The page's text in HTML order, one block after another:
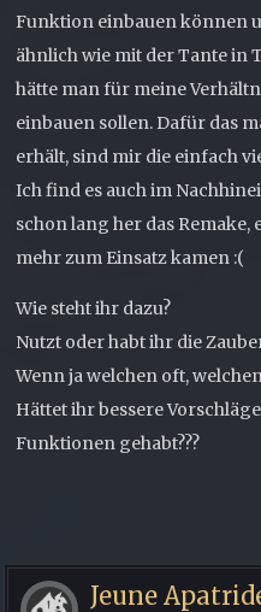
Funktion einbauen können
ähnlich wie mit der Tante in
hätte man für meine
einbauen sollen. Dafür das
erhält, sind mir die einfach
Ich find es auch im
schon lang her das
mehr zum Einsatz kamen :(
Wie steht ihr dazu?
Nutzt oder habt ihr die
Wenn ja welchen oft,
Hättet ihr bessere
Funktionen gehabt???
Jeune